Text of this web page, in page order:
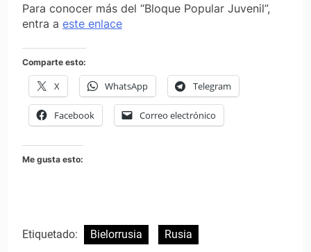
Para conocer más del “Bloque Popular Juvenil”,
entra a este enlace
Comparte esto:
X WhatsApp Telegram
Facebook Correo electrónico
Me gusta esto:
Etiquetado: Bielorrusia Rusia